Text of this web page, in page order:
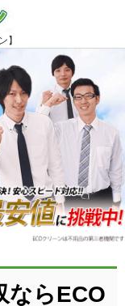
】
ならECO